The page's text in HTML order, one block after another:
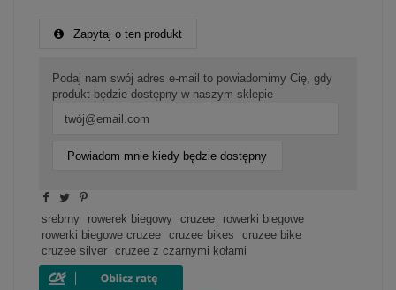
Zapytaj o ten produkt
Podaj nam swój adres e-mail to powiadomimy Cię, gdy
produkt będzie dostępny w naszym sklepie
Powiadom mnie kiedy będzie dostępny
srebrny rowerek biegowy cruzee
rowerki biegowe
rowerki biegowe cruzee
cruzee bikes
cruzee bike
cruzee silver
cruzee z czarnymi kołami